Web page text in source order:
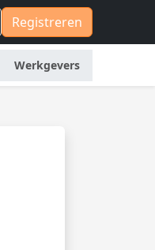
Registreren
Werkgevers